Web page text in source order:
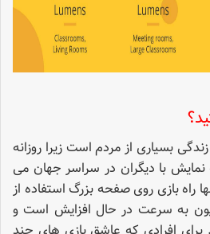
بسیاری از مردم است زیرا روزانه
با دیگران در سراسر جهان می
راه بازی روی صفحه بزرگ استفاده از
به سرعت در حال افزایش است و